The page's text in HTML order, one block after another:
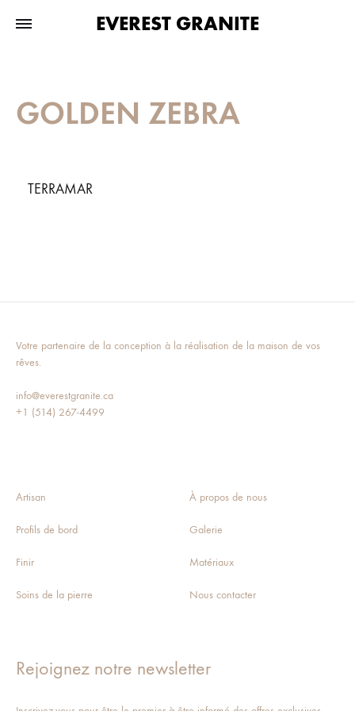
EVEREST GRANITE
GOLDEN ZEBRA
TERRAMAR
Votre partenaire de la conception à la réalisation de la maison de vos
rêves.
info@everestgranite.ca
+1 (514) 267-4499
Artisan
Profils de bord
Finir
Soins de la pierre
À propos de nous
Galerie
Matériaux
Nous contacter
Rejoignez notre newsletter